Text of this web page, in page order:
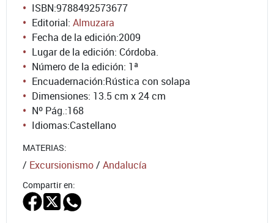
ISBN:9788492573677
Editorial: Almuzara
Fecha de la edición:2009
Lugar de la edición: Córdoba.
Número de la edición: 1ª
Encuadernación:Rústica con solapa
Dimensiones: 13.5 cm x 24 cm
Nº Pág.:168
Idiomas:Castellano
MATERIAS:
/ Excursionismo/ Andalucía
Compartir en: